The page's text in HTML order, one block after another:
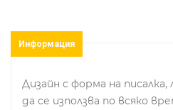
Информация
Дизайн с форма на
да се използва по всяко